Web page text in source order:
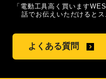
「電動工具高く買います
話でお伝えいただけると
よくある質問